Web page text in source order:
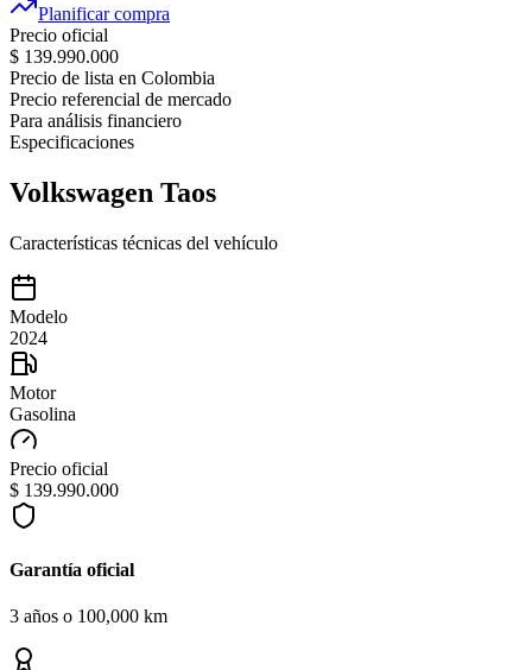
Planificar compra
Precio oficial
$ 139.990.000
Precio de lista en Colombia
Precio referencial de mercado
Para análisis financiero
Especificaciones
Volkswagen Taos
Características técnicas del vehículo
Modelo
2024
Motor
Gasolina
Precio oficial
$ 139.990.000
Garantía oficial
3 años o 100,000 km